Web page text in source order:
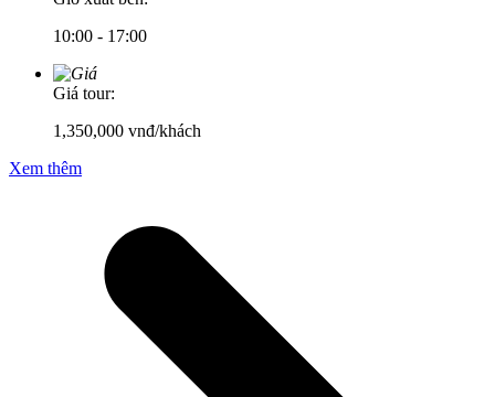
10:00 - 17:00
Giá tour:
1,350,000 vnđ/khách
Xem thêm